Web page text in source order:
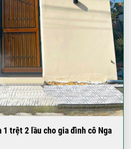
trệt 2 lầu cho gia đình cô Nga